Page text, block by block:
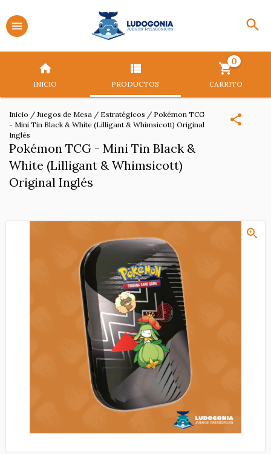
INICIO PRODUCTOS CARRITO
0
Inicio / Juegos de Mesa / Estratégicos / Pokémon TCG
- Mini Tin Black & White (Lilligant & Whimsicott) Original
Inglés
Pokémon TCG - Mini Tin Black &
White (Lilligant & Whimsicott)
Original Inglés